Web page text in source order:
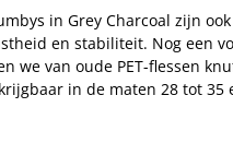
in Grey Charcoal zijn
en stabiliteit. Nog een
we van oude PET-flessen
in de maten 28 tot